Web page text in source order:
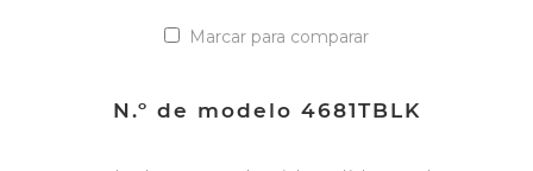
Marcar para comparar
N.º de modelo 4681TBLK